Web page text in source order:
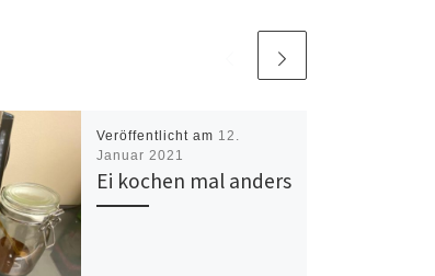
Veröffentlicht am 12.
Januar 2021
Ei kochen mal anders